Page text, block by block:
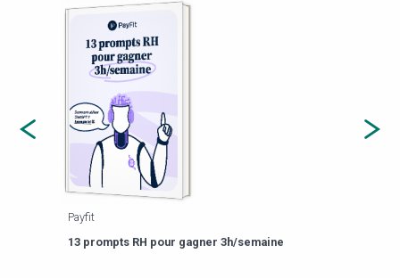
Payfit
13 prompts RH pour gagner 3h/semaine